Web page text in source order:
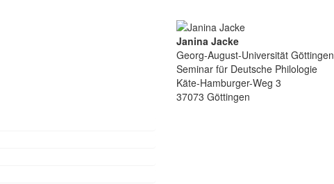
Janina Jacke
Georg-August-Universität Göttingen
Seminar für Deutsche Philologie
Käte-Hamburger-Weg 3
37073 Göttingen